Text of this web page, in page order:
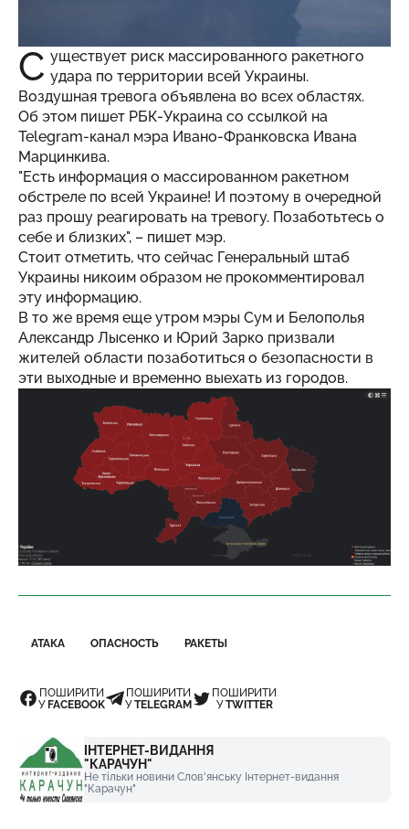
С уществует риск массированного ракетного
удара по территории всей Украины.
Воздушная тревога объявлена во всех областях.
Об этом пишет РБК-Украина со ссылкой на
Telegram-канал мэра Ивано-Франковска Ивана
Марцинкива.
"Есть информация о массированном ракетном
обстреле по всей Украине! И поэтому в очередной
раз прошу реагировать на тревогу. Позаботьтесь о
себе и близких", – пишет мэр.
Стоит отметить, что сейчас Генеральный штаб
Украины никоим образом не прокомментировал
эту информацию.
В то же время еще утром мэры Сум и Белополья
Александр Лысенко и Юрий Зарко призвали
жителей области позаботиться о безопасности в
эти выходные и временно выехать из городов.
АТАКА ОПАСНОСТЬ РАКЕТЫ
ПОШИРИТИ
У FACEBOOK
ПОШИРИТИ
УTELEGRAM
ПОШИРИТИ
УTWITTER
ІНТЕРНЕТ-ВИДАННЯ
"КАРАЧУН"
Не тільки новини Слов'янську Інтернет-видання
"Карачун"